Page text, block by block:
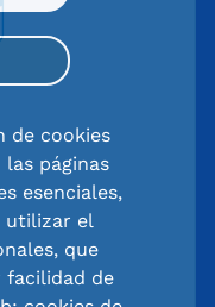
de cookies
páginas
esenciales,
utilizar el
que
facilidad de